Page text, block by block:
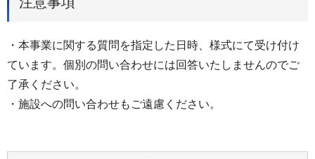
・本事業に関する質問を指定した日時、様式にて受け付け
ています。個別の問い合わせには回答いたしませんのでご
了承ください。
・施設への問い合わせもご遠慮ください。